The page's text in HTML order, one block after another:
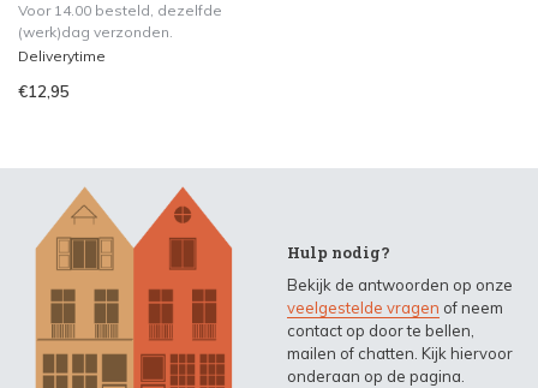
Voor 14.00 besteld, dezelfde
(werk)dag verzonden.
Deliverytime
€12,95
Hulp nodig?
Bekijk de antwoorden op onze
veelgestelde vragen of neem
contact op door te bellen,
mailen of chatten. Kijk hiervoor
onderaan op de pagina.